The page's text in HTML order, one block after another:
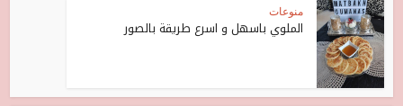
منوعات
الملوي باسهل و اسرع طريقة بالصور